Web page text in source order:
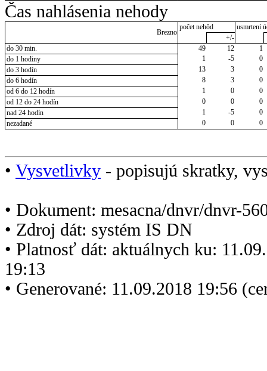
Čas nahlásenia nehody
Brezno
počet nehôd
usmrtení
+/-
do 30 min.
49 12
1
do 1 hodiny
1 -5
0
do 3 hodín
13 3
0
do 6 hodín
8 3
0
od 6 do 12 hodín
1 0
0
od 12 do 24 hodín
0 0
0
nad 24 hodín
1 -5
0
nezadané
0 0 0
• Vysvetlivky - popisujú skratky,
• Dokument: mesacna/dnvr/dnvr-
• Zdroj dát: systém IS DN
• Platnosť dát: aktuálnych ku:
19:13
• Generované: 11.09.2018 19:56